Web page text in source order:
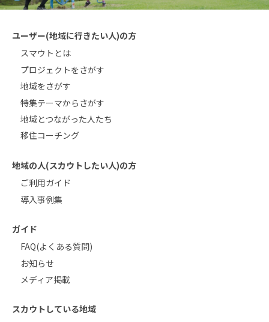
ユーザー(地域に行きたい人)の方
スマウトとは
プロジェクトをさがす
地域をさがす
特集テーマからさがす
地域とつながった人たち
移住コーチング
地域の人(スカウトしたい人)の方
ご利用ガイド
導入事例集
ガイド
FAQ(よくある質問)
お知らせ
メディア掲載
スカウトしている地域